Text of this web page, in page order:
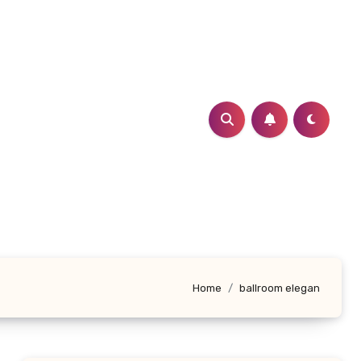
Home ballroom elegan